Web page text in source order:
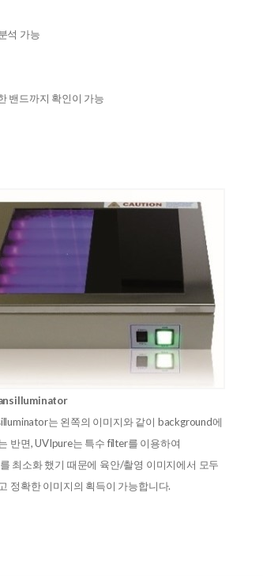
석 가능
밴드까지 확인이 가능
는 왼쪽의 이미지와 같이 background에
반면, UVIpure는 특수 filter를 이용하여
최소화 했기 때문에 육안/촬영 이미지에서 모두
정확한 이미지의 획득이 가능합니다.